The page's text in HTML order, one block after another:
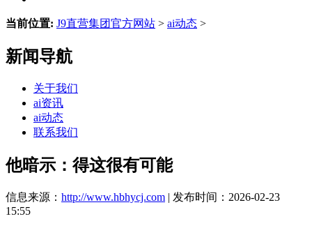
当前位置: J9直营集团官方网站 > ai动态 >
新闻导航
关于我们
ai资讯
ai动态
联系我们
他暗示：得这很有可能
信息来源： http://www.hbhycj.com | 发布时间：2026-02-23
15:55